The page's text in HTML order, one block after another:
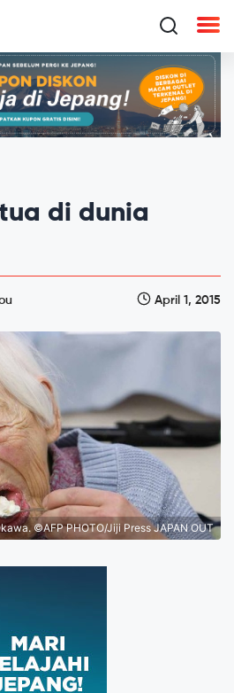
di dunia
April 1, 2015
©AFP PHOTO/Jiji Press JAPAN OUT